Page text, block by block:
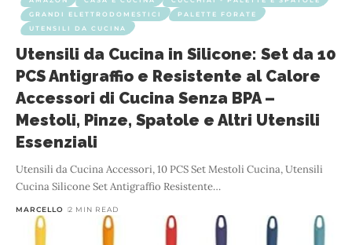
GRANDI ELETTRODOMESTICI
PALETTE FORATE
UTENSILI DA CUCINA
Utensili da Cucina in Silicone: Set da 10
PCS Antigraffio e Resistente al Calore
Accessori di Cucina Senza BPA –
Mestoli, Pinze, Spatole e Altri Utensili
Essenziali
Utensili da Cucina Accessori, 10 PCS Set Mestoli Cucina, Utensili
Cucina Silicone Set Antigraffio Resistente…
MARCELLO 2 MIN READ